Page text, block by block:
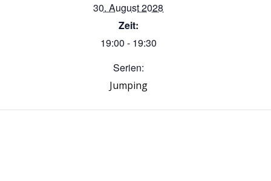
30. August 2028
Zeit:
19:00 - 19:30
Serien:
Jumping